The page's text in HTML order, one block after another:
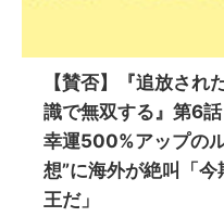
【賛否】『追放され
識で無双する』第6話
幸運500%アップの
想”に海外が絶叫「
王だ」